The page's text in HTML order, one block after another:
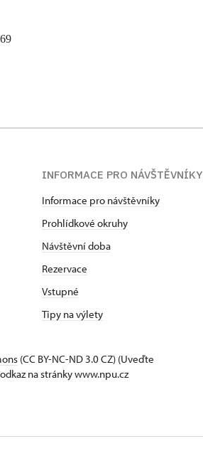
INFORMACE PRO NÁVŠTĚVNÍKY
Informace pro návštěvníky
Prohlídkové okruhy
Návštěvní doba
Rezervace
Vstupné
Tipy na výlety
(CC BY-NC-ND 3.0 CZ) (Uveďte
na stránky www.npu.cz